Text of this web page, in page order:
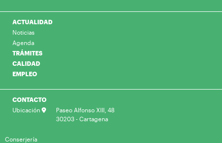
ACTUALIDAD
Noticias
Agenda
TRÁMITES
CALIDAD
EMPLEO
CONTACTO
Ubicación
Paseo Alfonso XIII, 48
30203 - Cartagena
Conserjería